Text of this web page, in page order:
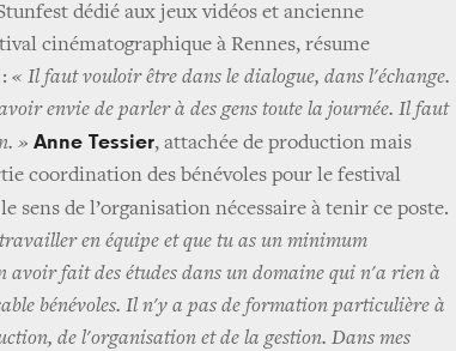
dédié aux jeux vidéos et ancienne
cinématographique à Rennes, résume
« Il faut vouloir être dans le dialogue, dans l'échange.
envie de parler à des gens toute la journée. Il faut
» Anne Tessier, attachée de production mais
coordination des bénévoles pour le festival
sens de l’organisation nécessaire à tenir ce poste.
en équipe et que tu as un minimum
avoir fait des études dans un domaine qui n'a rien à
bénévoles. Il n'y a pas de formation particulière à
de l'organisation et de la gestion. Dans mes